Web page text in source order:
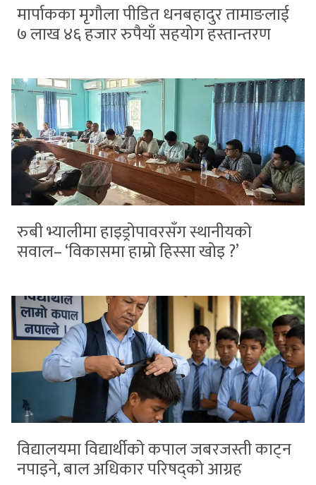
मार्पाकका मृगौला पीडित धनबहादुर तामाङलाई
७ लाख ४६ हजार रुपैयाँ सहयोग हस्तान्तरण
रुबी भ्यालीमा हाइड्रोपावरसँग स्थानीयको
सवाल– ‘विकासमा हाम्रो हिस्सा खोइ ?’
विद्यालयमा विद्यार्थीको कपाल जबरजस्ती काट्न
नपाइने, बाल अधिकार परिषद्को आग्रह